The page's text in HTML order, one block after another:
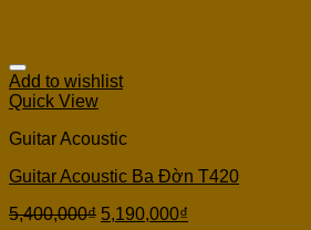
Add to wishlist
Quick View
Guitar Acoustic
Guitar Acoustic Ba Đờn T420
5,400,000₫ 5,190,000₫